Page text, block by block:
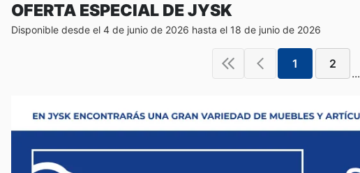
OFERTA ESPECIAL DE JYSK
Disponible desde el 4 de junio de 2026 hasta el 18 de junio de 2026
1 2
...